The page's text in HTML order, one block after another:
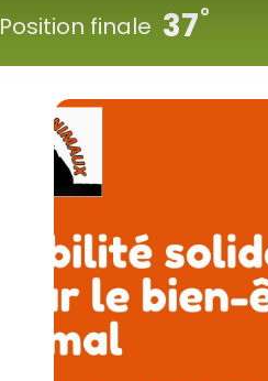
Position finale 37